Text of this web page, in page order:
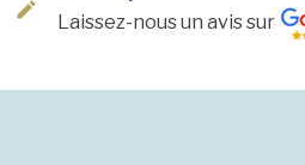
Laissez-nous un avis sur